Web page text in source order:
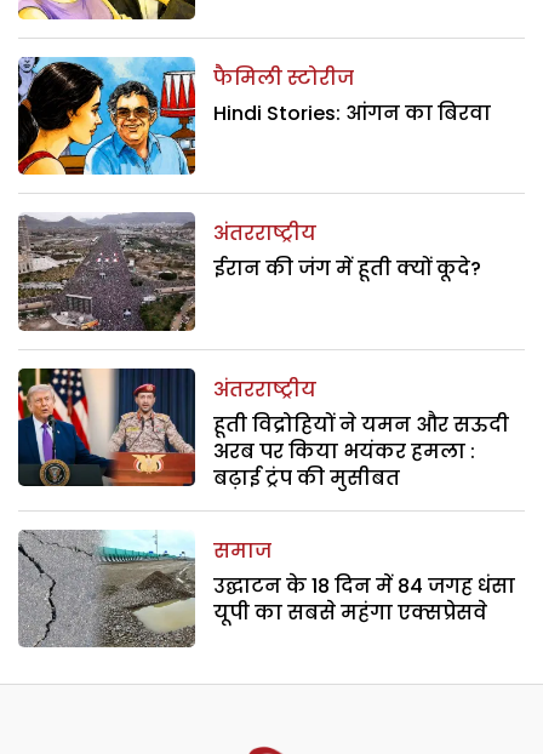
फैमिली स्टोरीज
Hindi Stories: आंगन का बिरवा
अंतरराष्ट्रीय
ईरान की जंग में हूती क्यों कूदे?
अंतरराष्ट्रीय
हूती विद्रोहियों ने यमन और सऊदी
अरब पर किया भयंकर हमला :
बढ़ाई ट्रंप की मुसीबत
समाज
उद्घाटन के 18 दिन में 84 जगह धंसा
यूपी का सबसे महंगा एक्सप्रेसवे